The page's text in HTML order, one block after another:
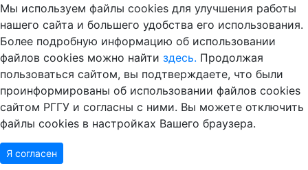
Мы используем файлы cookies для улучшения работы
нашего сайта и большего удобства его использования.
Более подробную информацию об использовании
файлов cookies можно найти здесь. Продолжая
пользоваться сайтом, вы подтверждаете, что были
проинформированы об использовании файлов cookies
сайтом РГГУ и согласны с ними. Вы можете отключить
файлы cookies в настройках Вашего браузера.
Я согласен